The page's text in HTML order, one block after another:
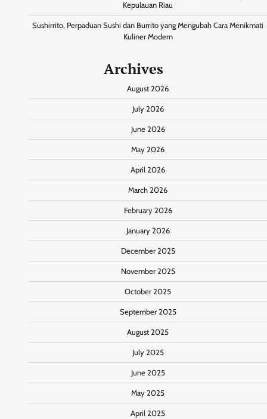
Kepulauan Riau
Sushirrito, Perpaduan Sushi dan Burrito yang Mengubah Cara Menikmati
Kuliner Modern
Archives
August 2026
July 2026
June 2026
May 2026
April 2026
March 2026
February 2026
January 2026
December 2025
November 2025
October 2025
September 2025
August 2025
July 2025
June 2025
May 2025
April 2025